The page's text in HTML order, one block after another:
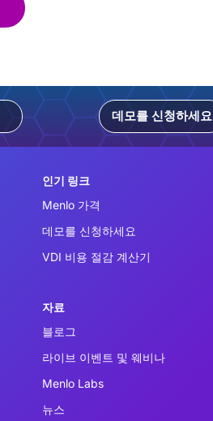
데모를 신청하세요
인기 링크
Menlo 가격
데모를 신청하세요
VDI 비용 절감 계산기
자료
블로그
라이브 이벤트 및 웨비나
Menlo Labs
뉴스